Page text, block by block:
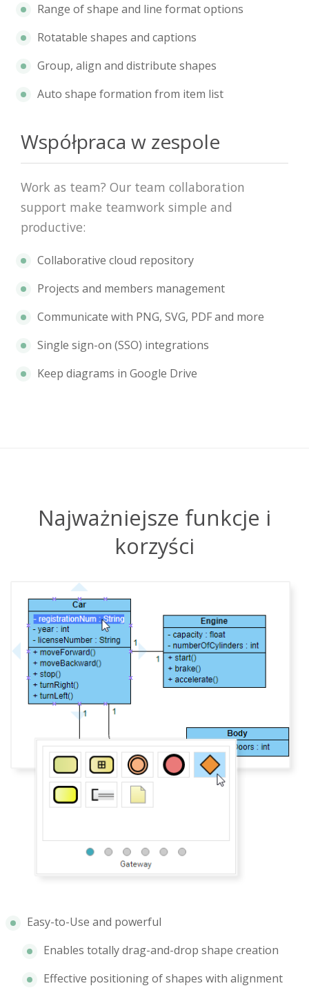
Range of shape and line format options
Rotatable shapes and captions
Group, align and distribute shapes
Auto shape formation from item list
Współpraca w zespole
Work as team? Our team collaboration
support make teamwork simple and
productive:
Collaborative cloud repository
Projects and members management
Communicate with PNG, SVG, PDF and more
Single sign-on (SSO) integrations
Keep diagrams in Google Drive
Najważniejsze funkcje i
korzyści
Easy-to-Use and powerful
Enables totally drag-and-drop shape creation
Effective positioning of shapes with alignment